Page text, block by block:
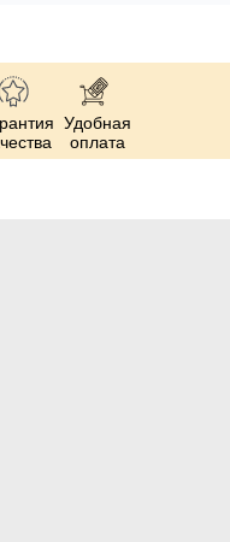
Удобная
оплата